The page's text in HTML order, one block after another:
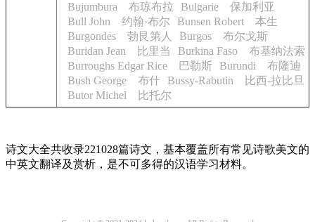
Bujumbura 布琼布拉
Bulgarie 保加利亚
Bull John 约翰·布尔
Bunsen Robert 本生
Burgondes 勃艮第人
Burgos 布尔戈斯
Buridan Jean 比里当
Burkina Faso 布基纳法索
Burroughs Edgar Rice 巴勒斯
Burundi 布隆迪
Bush George 布什
Bussy-Rabutin 比西-拉比旦
Butor Michel 比托尔
诗文大全共收录221028篇诗文，基本覆盖所有常见诗歌美文的
中英文翻译及赏析，是不可多得的汉语学习材料。